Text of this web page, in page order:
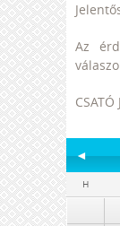
Az
CSATÓ
◄
H